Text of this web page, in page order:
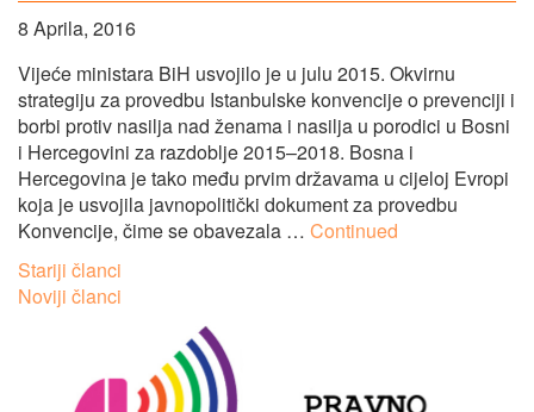
8 Aprila, 2016
Vijeće ministara BiH usvojilo je u julu 2015. Okvirnu
strategiju za provedbu Istanbulske konvencije o prevenciji i
borbi protiv nasilja nad ženama i nasilja u porodici u Bosni
i Hercegovini za razdoblje 2015–2018. Bosna i
Hercegovina je tako među prvim državama u cijeloj Evropi
koja je usvojila javnopolitički dokument za provedbu
Konvencije, čime se obavezala … Continued
Navigacija
člancima
Stariji članci
Noviji članci